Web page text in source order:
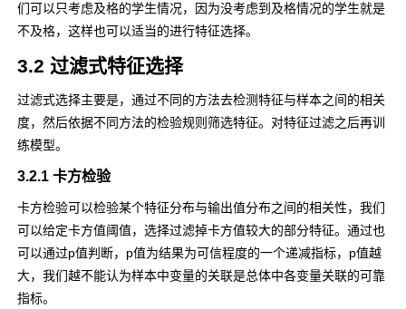
们可以只考虑及格的学生情况，因为没考虑到及格情况的学生就是
不及格，这样也可以适当的进行特征选择。
3.2 过滤式特征选择
过滤式选择主要是，通过不同的方法去检测特征与样本之间的相关
度，然后依据不同方法的检验规则筛选特征。对特征过滤之后再训
练模型。
3.2.1 卡方检验
卡方检验可以检验某个特征分布与输出值分布之间的相关性，我们
可以给定卡方值阈值，选择过滤掉卡方值较大的部分特征。通过也
可以通过p值判断，p值为结果为可信程度的一个递减指标，p值越
大，我们越不能认为样本中变量的关联是总体中各变量关联的可靠
指标。